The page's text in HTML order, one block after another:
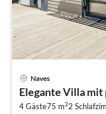
Naves
Elegante Villa
4 Gäste75 m22